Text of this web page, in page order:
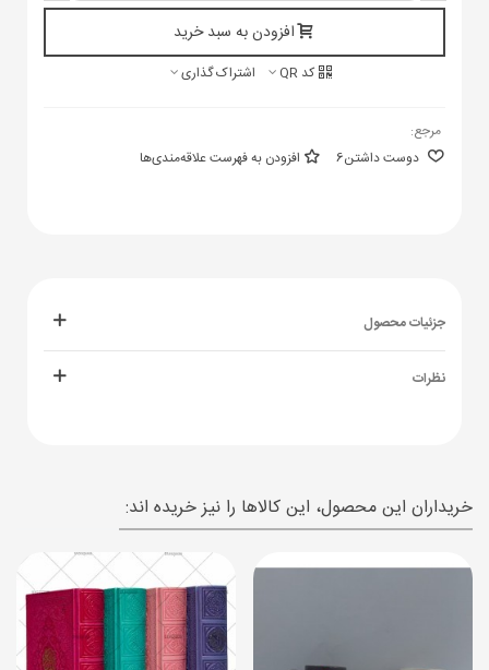
افزودن به سبد خرید
کد QR اشتراک گذاری
مرجع:
دوست داشتن6 افزودن به فهرست علاقه‌مندی‌ها
جزئیات محصول
نظرات
خریداران این محصول، این کالاها را نیز خریده اند: